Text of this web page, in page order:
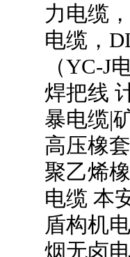
力电缆，
电缆，
（YC-J
焊把线
暴电缆
高压橡
聚乙烯
电缆 本
盾构机
烟无卤